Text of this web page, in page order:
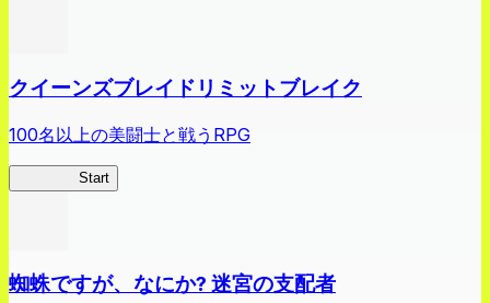
クイーンズブレイドリミットブレイク
100名以上の美闘士と戦うRPG
Start
蜘蛛ですが、なにか? 迷宮の支配者